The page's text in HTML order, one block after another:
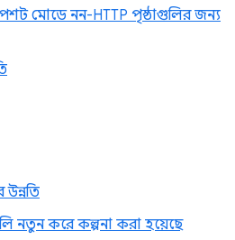
মোডে নন-HTTP পৃষ্ঠাগুলির জন্য
উন্নতি
নতুন করে কল্পনা করা হয়েছে